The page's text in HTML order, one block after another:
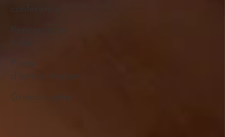
conférence
Rencontrons-
Pistes
d'interprétation
Grands cycles